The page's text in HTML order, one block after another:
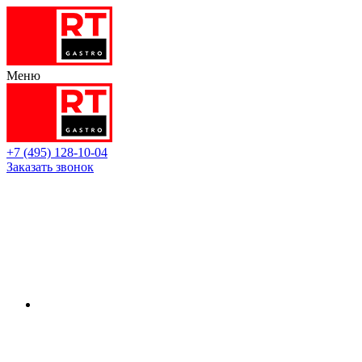
Меню
+7 (495) 128-10-04
Заказать звонок